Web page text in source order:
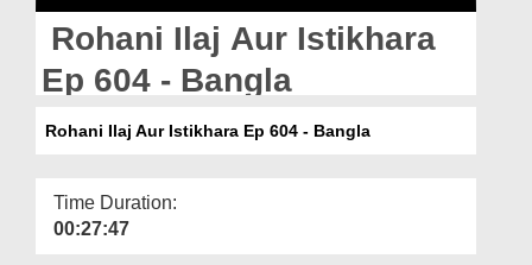
Magazine
Rohani Ilaj Aur Istikhara
Ep 604 - Bangla
Rohani Ilaj Aur Istikhara Ep 604 - Bangla
Time Duration:
00:27:47